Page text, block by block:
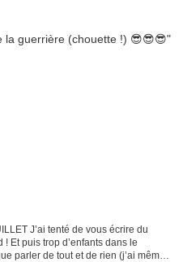
J’ai tenté de vous écrire du
Et puis trop d’enfants dans le
parler de tout et de rien (j’ai même